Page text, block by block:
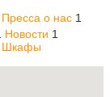
Пресса о нас 1
Новости 1
Шкафы